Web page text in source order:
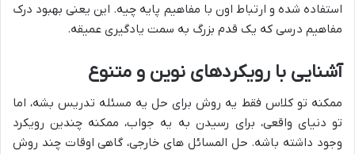
استفاده شده و ارتباط اون با مفاهیم پایه چیه. این یعنی بهبود درک
مفاهیم درسی که یک قدم بزرگ به سمت یادگیری عمیقه.
آشنایی با رویکردهای نوین و متنوع
ممکنه تو کلاس فقط یه روش برای حل یه مسئله تدریس بشه، اما
تو دنیای واقعی، برای رسیدن به یه جواب، ممکنه چندین رویکرد
وجود داشته باشه. حل المسائل های خارجی، گاهی اوقات چند روش